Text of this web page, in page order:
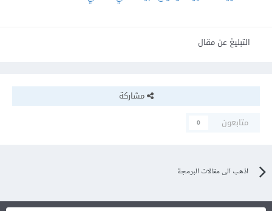
التبليغ عن مقال
مشاركة
متابعون
0
اذهب الى مقالات البرمجة